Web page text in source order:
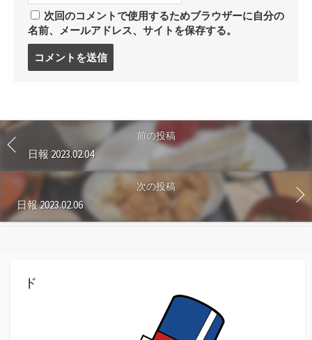
次回のコメントで使用するためブラウザーに自分の
名前、メールアドレス、サイトを保存する。
る
前の投稿
日報 2023.02.04
次の投稿
日報 2023.02.06
ド